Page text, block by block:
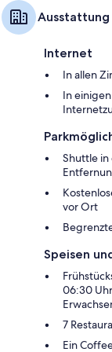
Internet
In allen
In
Shuttle in
vor Ort
Speisen
06:30
7
Ein